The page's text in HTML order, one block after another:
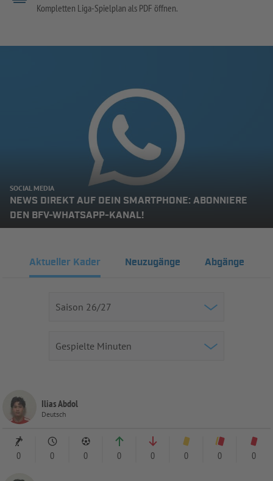
Kompletten Liga-Spielplan als PDF öffnen.
SOCIAL MEDIA
NEWS DIREKT AUF DEIN SMARTPHONE: ABONNIERE
DEN BFV-WHATSAPP-KANAL!
Aktueller Kader Neuzugänge Abgänge
Ilias Abdol
Deutsch
0 0 0 0 0 0 0 0